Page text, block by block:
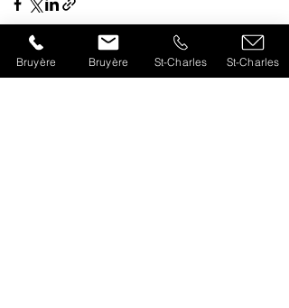
Bruyère Bruyère St-Charles St-Charles